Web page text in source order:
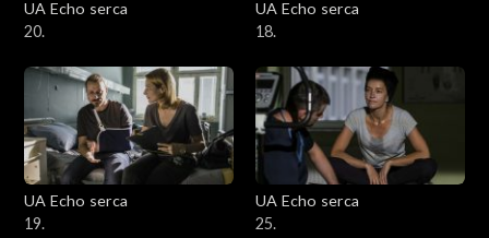
UA Echo serca
20.
UA Echo serca
18.
UA Echo serca
19.
UA Echo serca
25.